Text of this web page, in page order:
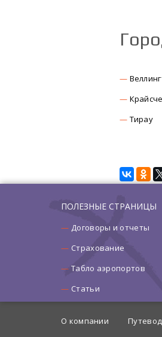
Тирау
ПОЛЕЗНЫЕ СТРАНИЦЫ
Договоры и отчеты
Страхование
Табло аэропортов
Статьи
О компании